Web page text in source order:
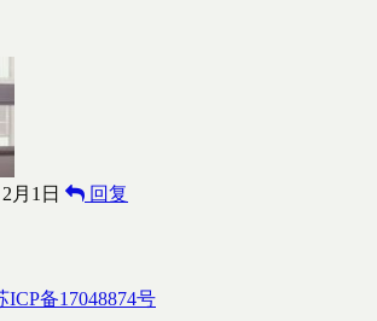
2月1日 回复
ICP备17048874号